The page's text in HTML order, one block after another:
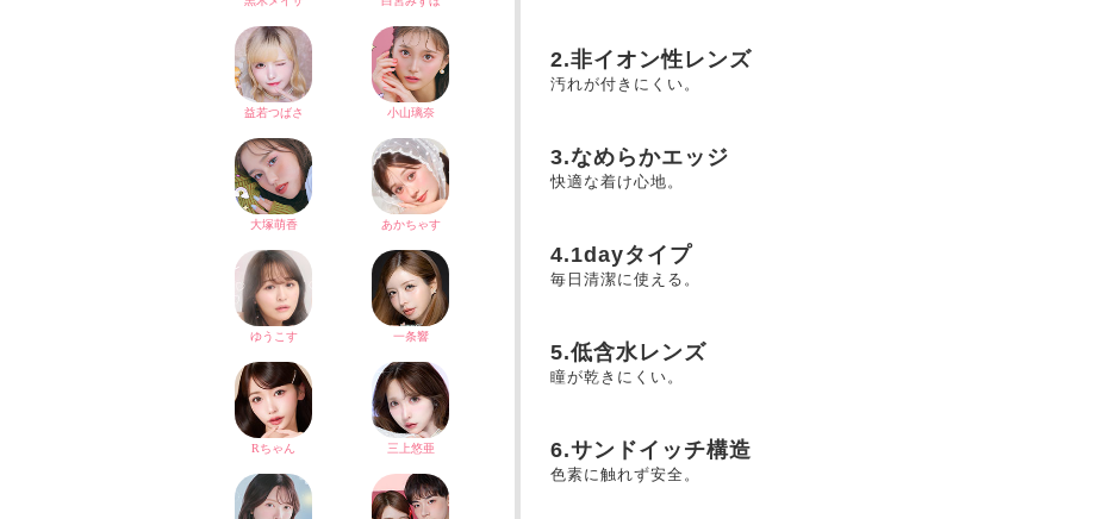
2.非イオン性レンズ
汚れが付きにくい。
3.なめらかエッジ
快適な着け心地。
4.1dayタイプ
毎日清潔に使える。
5.低含水レンズ
瞳が乾きにくい。
6.サンドイッチ構造
色素に触れず安全。